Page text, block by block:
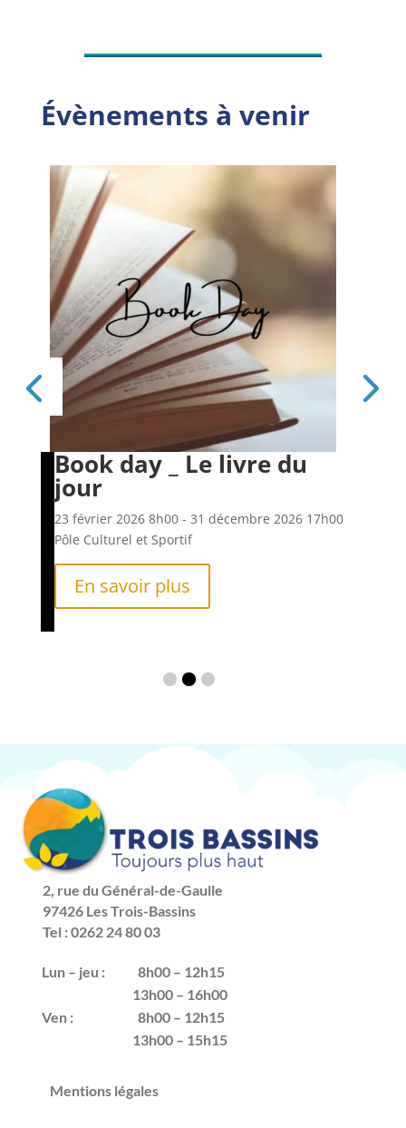
Évènements à venir
Book day _ Le livre du
jour
23 février 20268h00- 31 décembre 202617h00
Pôle Culturel et Sportif
En savoir plus
2, rue du Général-de-Gaulle
97426 Les Trois-Bassins
Tel : 0262 24 80 03
Lun – jeu :
8h00 – 12h15
13h00 – 16h00
Ven :
8h00 – 12h15
13h00 – 15h15
Mentions légales